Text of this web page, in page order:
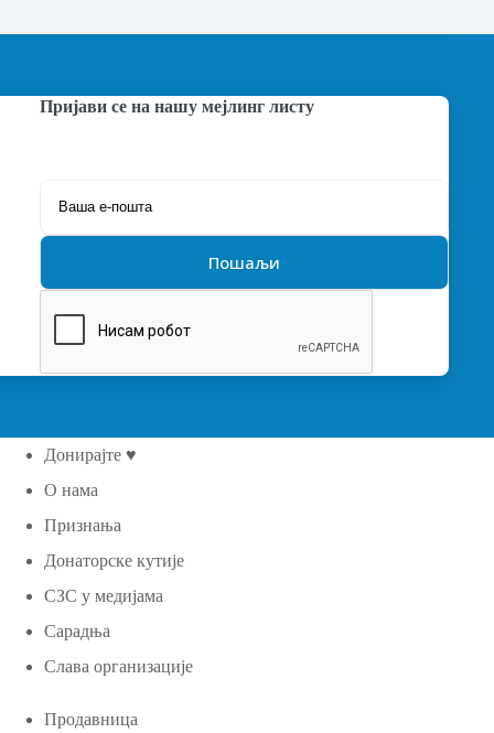
Пријави се на нашу мејлинг листу
Донирајте ♥
О нама
Признања
Донаторске кутије
СЗС у медијама
Сарадња
Слава организације
Продавница